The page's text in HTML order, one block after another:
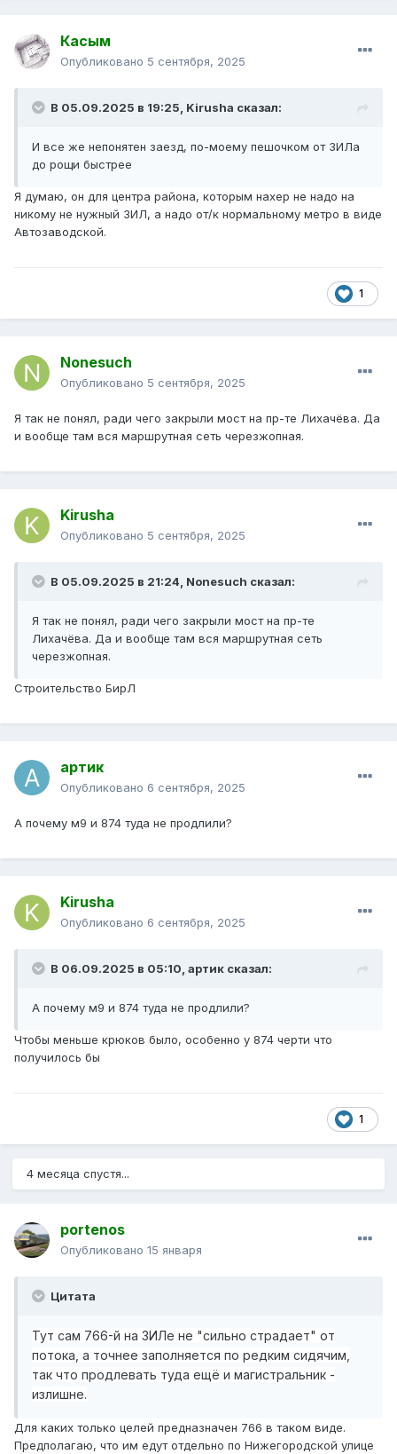
Касым
Опубликовано 5 сентября, 2025
В 05.09.2025 в 19:25, Kirusha сказал:
И все же непонятен заезд, по-моему пешочком от ЗИЛа
до рощи быстрее
Я думаю, он для центра района, которым нахер не надо на
никому не нужный ЗИЛ, а надо от/к нормальному метро в виде
Автозаводской.
1
Nonesuch
Опубликовано 5 сентября, 2025
Я так не понял, ради чего закрыли мост на пр-те Лихачёва. Да
и вообще там вся маршрутная сеть черезжопная.
Kirusha
Опубликовано 5 сентября, 2025
В 05.09.2025 в 21:24, Nonesuch сказал:
Я так не понял, ради чего закрыли мост на пр-те
Лихачёва. Да и вообще там вся маршрутная сеть
черезжопная.
Строительство БирЛ
артик
Опубликовано 6 сентября, 2025
А почему м9 и 874 туда не продлили?
Kirusha
Опубликовано 6 сентября, 2025
В 06.09.2025 в 05:10, артик сказал:
А почему м9 и 874 туда не продлили?
Чтобы меньше крюков было, особенно у 874 черти что
получилось бы
1
4 месяца спустя...
portenos
Опубликовано 15 января
Цитата
Тут сам 766-й на ЗИЛе не "сильно страдает" от
потока, а точнее заполняется по редким сидячим,
так что продлевать туда ещё и магистральник -
излишне.
Для каких только целей предназначен 766 в таком виде.
Предполагаю, что им едут отдельно по Нижегородской улице